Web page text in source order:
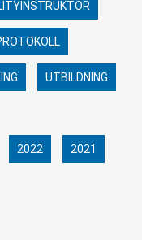
UTBILDNING
2022 2021